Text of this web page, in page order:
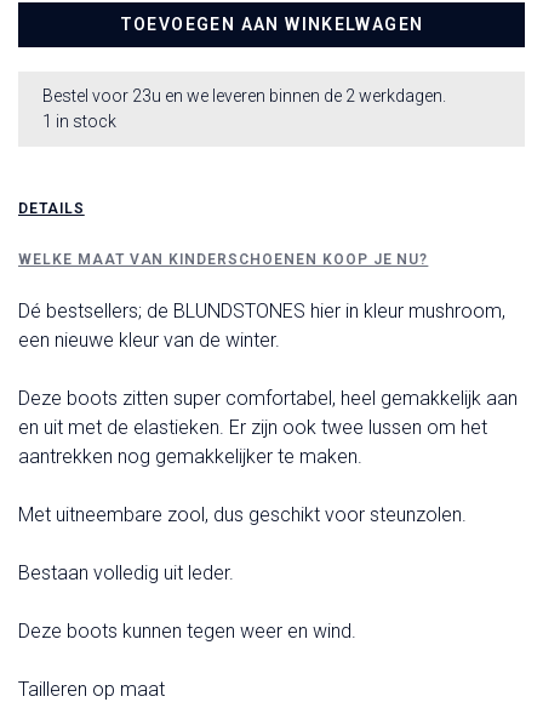
TOEVOEGEN AAN WINKELWAGEN
Bestel voor 23u en we leveren binnen de 2 werkdagen.
1 in stock
DETAILS
WELKE MAAT VAN KINDERSCHOENEN KOOP JE NU?
Dé bestsellers; de BLUNDSTONES hier in kleur mushroom,
een nieuwe kleur van de winter.
Deze boots zitten super comfortabel, heel gemakkelijk aan
en uit met de elastieken. Er zijn ook twee lussen om het
aantrekken nog gemakkelijker te maken.
Met uitneembare zool, dus geschikt voor steunzolen.
Bestaan volledig uit leder.
Deze boots kunnen tegen weer en wind.
Tailleren op maat